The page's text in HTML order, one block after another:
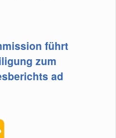
führt
zum
ad